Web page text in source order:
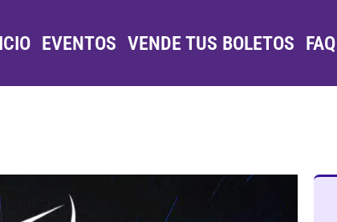
EVENTOS VENDE TUS BOLETOS FAQ